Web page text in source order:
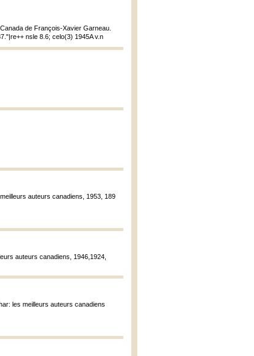
de François-Xavier Garneau.
nsle 8.6; celo(3) 1945A v.n
auteurs canadiens, 1953, 189
auteurs canadiens, 1946,1924,
les meilleurs auteurs canadiens